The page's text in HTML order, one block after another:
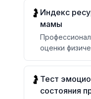
🤰 Индекс
мамы
оценки
и
🤰 Тест
состояния